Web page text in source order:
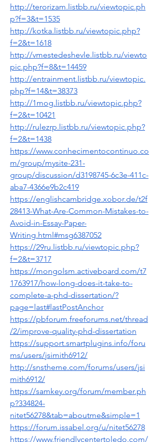
http://terorizam.listbb.ru/viewtopic.ph
p?f=3&t=1535
http://kotka.listbb.ru/viewtopic.php?
f=2&t=1618
http://vmestedeshevle.listbb.ru/viewto
pic.php?f=8&t=14459
http://entrainment.listbb.ru/viewtopic.
php?f=14&t=38373
http://1mog.listbb.ru/viewtopic.php?
f=2&t=10421
http://rulezrp.listbb.ru/viewtopic.php?
f=2&t=1438
https://www.conhecimentocontinuo.co
m/group/mysite-231-
group/discussion/d3198745-6c3e-411c-
aba7-4366e9b2c419
https://englishcambridge.xobor.de/t2f
28413-What-Are-Common-Mistakes-to-
Avoid-in-Essay-Paper-
Writing.html#msg6387052
https://29ru.listbb.ru/viewtopic.php?
f=2&t=3717
https://mongolsm.activeboard.com/t7
1763917/how-long-does-it-take-to-
complete-a-phd-dissertation/?
page=last#lastPostAnchor
https://pbforum.freeforums.net/thread
/2/improve-quality-phd-dissertation
https://support.smartplugins.info/foru
ms/users/jsimith6912/
http://snstheme.com/forums/users/jsi
mith6912/
https://samkey.org/forum/member.ph
p?334824-
nitet56278&tab=aboutme&simple=1
https://forum.issabel.org/u/nitet56278
https://www.friendlycentertoledo.com/